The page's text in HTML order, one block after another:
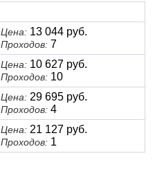
Цена: 13 044 руб.
Проходов: 7
Цена: 10 627 руб.
Проходов: 10
Цена: 29 695 руб.
Проходов: 4
Цена: 21 127 руб.
Проходов: 1